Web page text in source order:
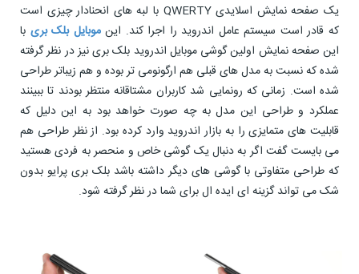
یک صفحه نمایش اسلایدی QWERTY با لبه های انحنادار چیزی است
که قادر است سیستم عامل اندروید را اجرا کند. اینموبایل بلک بری با
این صفحه نمایش اولین گوشی موبایل اندروید بلک بری نیز در نظر گرفته
شده که نسبت به مدل های قبلی هم ارگونومی تر بوده و هم زیباتر طراحی
شده است. زمانی که رونمایی شد کاربران مشتاقانه منتظر بودند تا ببینند
عملکرد و طراحی این مدل به چه صورت خواهد بود به این دلیل که
قابلیت های متمایزی را به بازار اندروید وارد کرده بود. از نظر طراحی هم
می بایست گفت اگر به دنبال یک گوشی خاص و منحصر به فردی هستید
که طراحی متفاوتی با گوشی های دیگر داشته باشد بلک بری پرایو بدون
شک می تواند گزینه ای ایده ال برای شما در نظر گرفته شود.